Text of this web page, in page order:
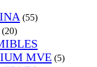
(55)
(20)
MVE (5)